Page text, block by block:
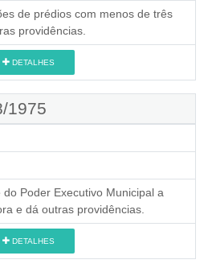
de prédios com menos de três
providências.
DETALHES
1975
Poder Executivo Municipal a
e dá outras providências.
DETALHES